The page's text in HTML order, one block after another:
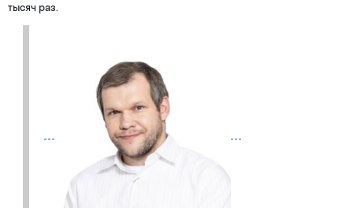
тысяч раз.